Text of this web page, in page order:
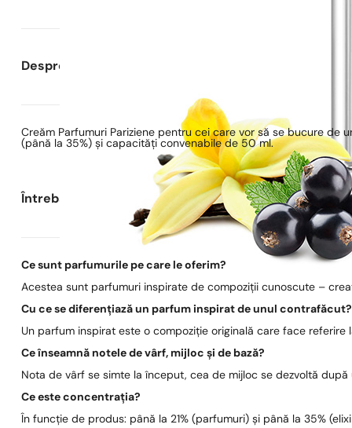
Despre Parfumuri Pariziene
Creăm Parfumuri Pariziene pentru cei care vor să se bucure
(până la 35%) și capacități convenabile de 50 ml.
Întrebări frecvente
Ce sunt parfumurile pe care le oferim?
Acestea sunt parfumuri inspirate de compoziții cunoscute –
Cu ce se diferențiază un parfum inspirat de unul contrafăcut?
Un parfum inspirat este o compoziție originală care face
Ce înseamnă notele de vârf, mijloc și de bază?
Nota de vârf se simte la început, cea de mijloc se dezvoltă
Ce este concentrația?
În funcție de produs: până la 21% (parfumuri) și până la 35%